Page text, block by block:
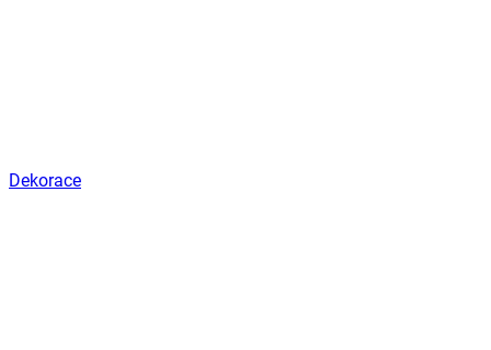
Dekorace